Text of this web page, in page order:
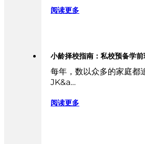
阅读更多
小龄择校指南：私校预备学
每年，数以众多的家庭都
JK&a…
阅读更多